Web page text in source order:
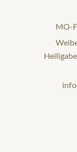
MO-